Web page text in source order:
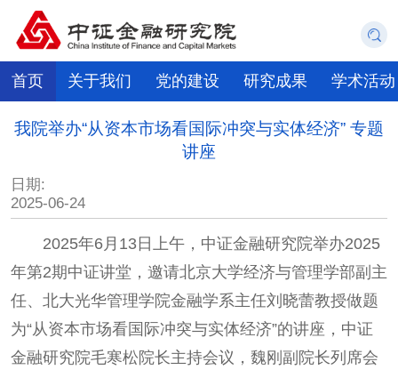
首页 关于我们 党的建设 研究成果 学术活动
我院举办“从资本市场看国际冲突与实体经济” 专题
讲座
日期:
2025-06-24
2025年6月13日上午，中证金融研究院举办2025
年第2期中证讲堂，邀请北京大学经济与管理学部副主
任、北大光华管理学院金融学系主任刘晓蕾教授做题
为“从资本市场看国际冲突与实体经济”的讲座，中证
金融研究院毛寒松院长主持会议，魏刚副院长列席会